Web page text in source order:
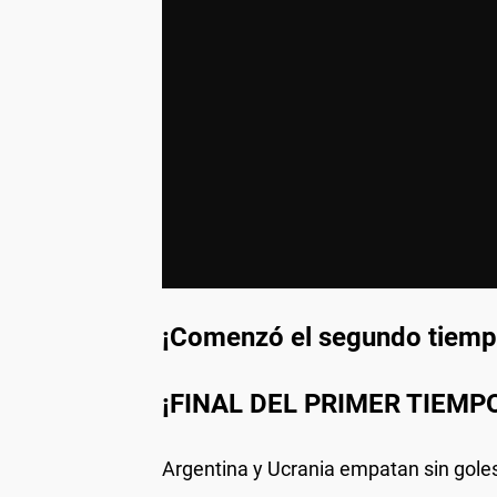
¡Comenzó el segundo
¡FINAL DEL PRIMER
Argentina y Ucrania empatan sin